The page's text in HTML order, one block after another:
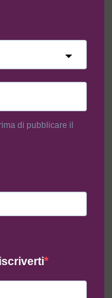
di pubblicare il
by
49,99€